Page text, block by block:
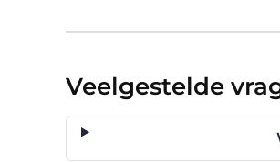
Veelgestelde